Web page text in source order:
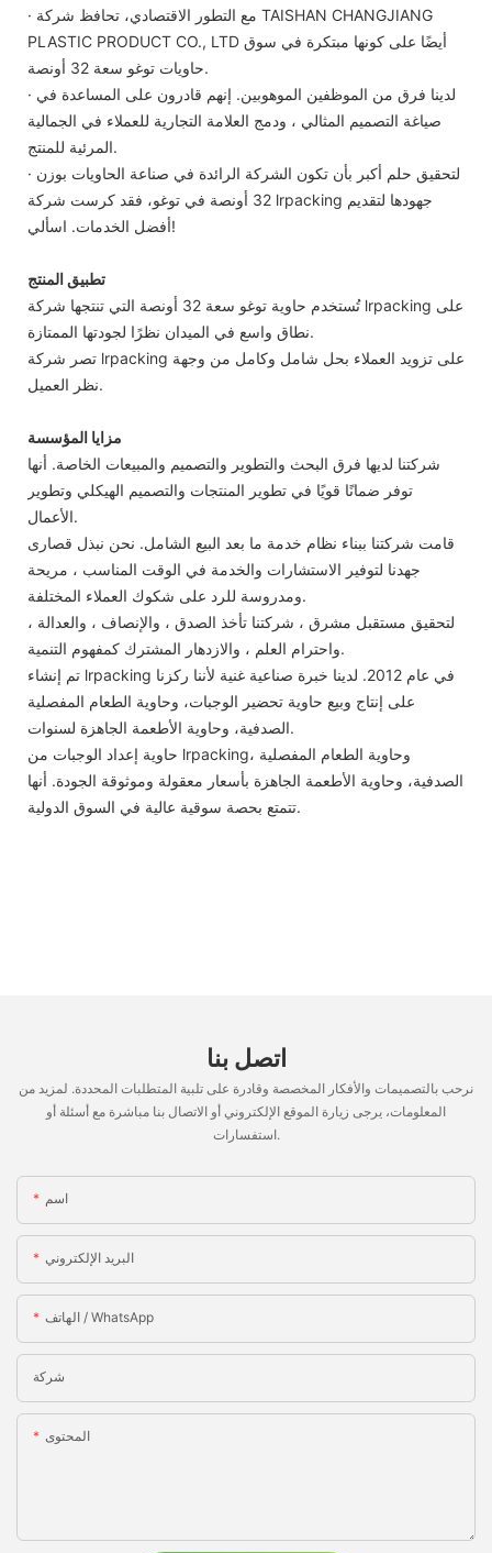
· مع التطور الاقتصادي، تحافظ شركة TAISHAN CHANGJIANG
PLASTIC PRODUCT CO., LTD أيضًا على كونها مبتكرة في سوق
حاويات توغو سعة 32 أونصة.
· لدينا فرق من الموظفين الموهوبين. إنهم قادرون على المساعدة في
صياغة التصميم المثالي ، ودمج العلامة التجارية للعملاء في الجمالية
المرئية للمنتج.
· لتحقيق حلم أكبر بأن تكون الشركة الرائدة في صناعة الحاويات بوزن
32 أونصة في توغو، فقد كرست شركة lrpacking جهودها لتقديم
أفضل الخدمات. اسألي!
تطبيق المنتج
تُستخدم حاوية توغو سعة 32 أونصة التي تنتجها شركة lrpacking على
نطاق واسع في الميدان نظرًا لجودتها الممتازة.
تصر شركة lrpacking على تزويد العملاء بحل شامل وكامل من وجهة
نظر العميل.
مزايا المؤسسة
شركتنا لديها فرق البحث والتطوير والتصميم والمبيعات الخاصة. أنها
توفر ضمانًا قويًا في تطوير المنتجات والتصميم الهيكلي وتطوير
الأعمال.
قامت شركتنا ببناء نظام خدمة ما بعد البيع الشامل. نحن نبذل قصارى
جهدنا لتوفير الاستشارات والخدمة في الوقت المناسب ، مريحة
ومدروسة للرد على شكوك العملاء المختلفة.
لتحقيق مستقبل مشرق ، شركتنا تأخذ الصدق ، والإنصاف ، والعدالة ،
واحترام العلم ، والازدهار المشترك كمفهوم التنمية.
تم إنشاء lrpacking في عام 2012. لدينا خبرة صناعية غنية لأننا ركزنا
على إنتاج وبيع حاوية تحضير الوجبات، وحاوية الطعام المفصلية
الصدفية، وحاوية الأطعمة الجاهزة لسنوات.
حاوية إعداد الوجبات من lrpacking، وحاوية الطعام المفصلية
الصدفية، وحاوية الأطعمة الجاهزة بأسعار معقولة وموثوقة الجودة. أنها
تتمتع بحصة سوقية عالية في السوق الدولية.
اتصل بنا
نرحب بالتصميمات والأفكار المخصصة وقادرة على تلبية المتطلبات المحددة. لمزيد من
المعلومات، يرجى زيارة الموقع الإلكتروني أو الاتصال بنا مباشرة مع أسئلة أو
استفسارات.
اسم
البريد الإلكتروني
الهاتف / WhatsApp
شركة
المحتوى